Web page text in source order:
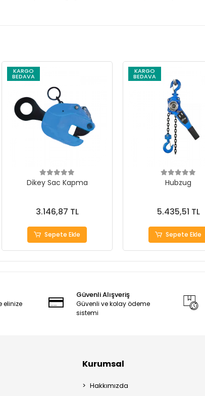
KARGO
BEDAVA
Dikey Sac Kapma
3.146,87 TL
Sepete Ekle
KARGO
BEDAVA
Hubzug
5.435,51 TL
Sepete Ekle
elinize
Güvenli Alışveriş
Güvenli ve kolay ödeme
sistemi
Kurumsal
Hakkımızda